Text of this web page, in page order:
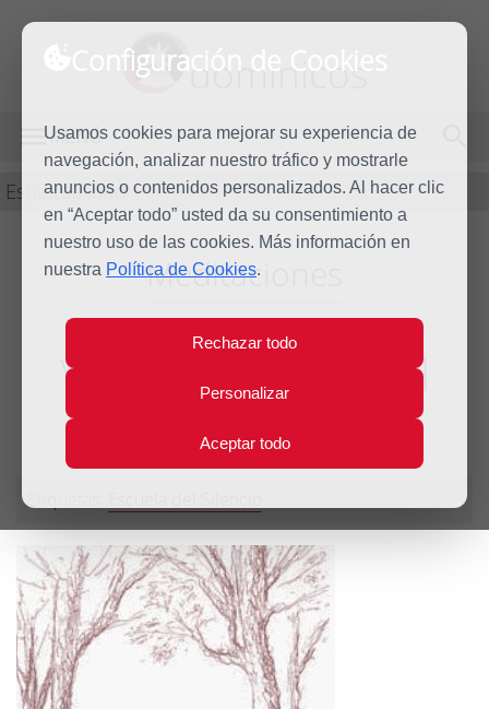
Configuración de Cookies
Usamos cookies para mejorar su experiencia de
navegación, analizar nuestro tráfico y mostrarle
anuncios o contenidos personalizados. Al hacer clic
en “Aceptar todo” usted da su consentimiento a
nuestro uso de las cookies. Más información en
nuestra Política de Cookies.
Rechazar todo
Personalizar
Aceptar todo
dominicos
MENÚ
Espiritualidad
Meditaciones
Vosotros buscad el
reino